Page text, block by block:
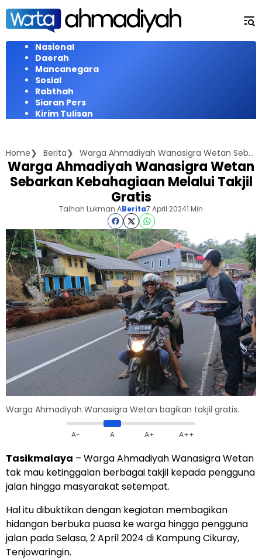
Langsung
konten
Nasional
Daerah
Mancanegara
Sosial
Rabthah
Siaran Pers
Kirim Tulisan
Home Berita Warga Ahmadiyah Wanasigra Wetan Sebarkan Kebahagiaan Melalui Takjil Gratis
Warga Ahmadiyah Wanasigra Wetan
Sebarkan Kebahagiaan Melalui Takjil
Gratis
Talhah Lukman ABerita7 April 20241 Min
Warga Ahmadiyah Wanasigra Wetan bagikan takjil gratis.
A- A A+ A++
Tasikmalaya – Warga Ahmadiyah Wanasigra Wetan
tak mau ketinggalan berbagai takjil kepada pengguna
jalan hingga masyarakat setempat.
Hal itu dibuktikan dengan kegiatan membagikan
hidangan berbuka puasa ke warga hingga pengguna
jalan pada Selasa, 2 April 2024 di Kampung Cikuray,
Tenjowaringin.